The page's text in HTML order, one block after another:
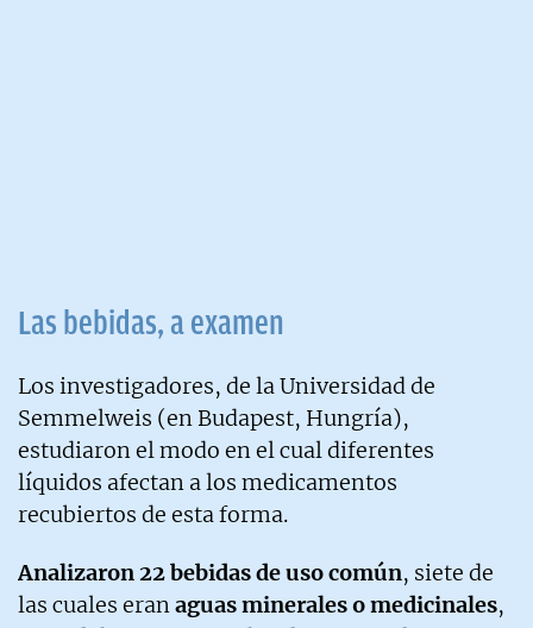
Las bebidas, a examen
Los investigadores, de la Universidad de
Semmelweis (en Budapest, Hungría),
estudiaron el modo en el cual diferentes
líquidos afectan a los medicamentos
recubiertos de esta forma.
Analizaron 22 bebidas de uso común, siete de
las cuales eranaguas minerales o medicinales,